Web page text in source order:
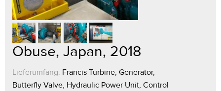
Obuse, Japan, 2018
Lieferumfang: Francis Turbine, Generator,
Butterfly Valve, Hydraulic Power Unit, Control